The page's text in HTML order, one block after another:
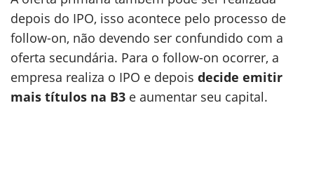
depois do IPO, isso acontece pelo processo de
follow-on, não devendo ser confundido com a
oferta secundária. Para o follow-on ocorrer, a
empresa realiza o IPO e depois decide emitir
mais títulos na B3 e aumentar seu capital.